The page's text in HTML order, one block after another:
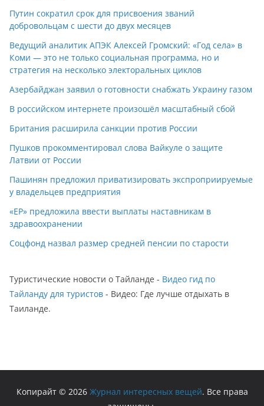
Путин сократил срок для присвоения званий
добровольцам с шести до двух месяцев
Ведущий аналитик АПЭК Алексей Громский: «Год села» в
Коми — это не только социальная программа, но и
стратегия на несколько электоральных циклов
Азербайджан заявил о готовности снабжать Украину газом
В российском интернете произошёл масштабный сбой
Британия расширила санкции против России
Пушков прокомментировал слова Вайкуле о защите
Латвии от России
Пашинян предложил приватизировать экспроприируемые
у владельцев предприятия
«ЕР» предложила ввести выплаты наставникам в
здравоохранении
Соцфонд назвал размер средней пенсии по старости
Туристические новости о Тайланде - Видео гид по
Тайланду для туристов - Видео: Где лучше отдыхать в
Таиланде.
Копирайт © 2026 Журнал интересных вещей. Все права